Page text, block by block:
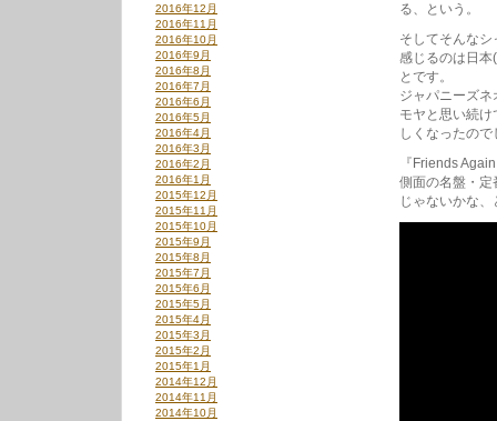
る、という。
そしてそんな
感じるのは日本
とです。
ジャパニーズ
モヤと思い続
しくなったので
『Friends
側面の名盤・定
じゃないかな
2016年12月
2016年11月
2016年10月
2016年9月
2016年8月
2016年7月
2016年6月
2016年5月
2016年4月
2016年3月
2016年2月
2016年1月
2015年12月
2015年11月
2015年10月
2015年9月
2015年8月
2015年7月
2015年6月
2015年5月
2015年4月
2015年3月
2015年2月
2015年1月
2014年12月
2014年11月
2014年10月